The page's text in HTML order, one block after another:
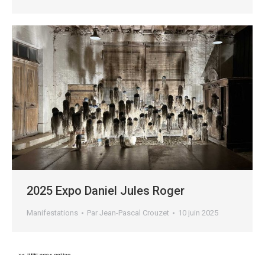
2025 Expo Daniel Jules Roger
Manifestations Par Jean-Pascal Crouzet 10 juin 2025